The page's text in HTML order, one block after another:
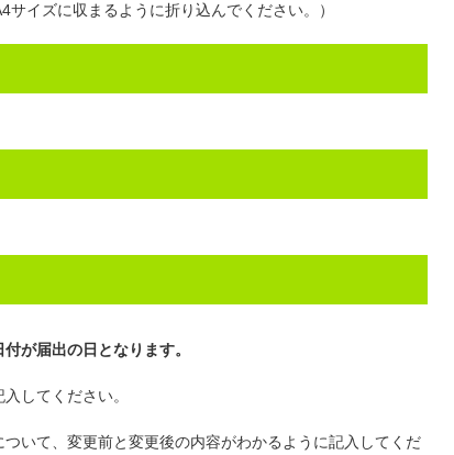
サイズに収まるように折り込んでください。）
が届出の日となります。
してください。
いて、変更前と変更後の内容がわかるように記入してくだ